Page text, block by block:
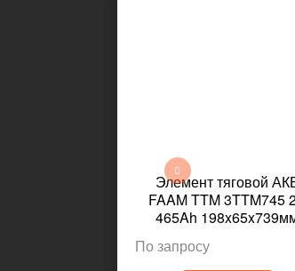
Элемент тяговой
FAAM TTM 3TTM745
465Ah
По запросу